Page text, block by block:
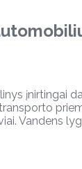
įnirtingai
Vandens